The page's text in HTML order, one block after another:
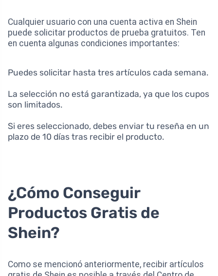
Cualquier usuario con una cuenta activa en Shein
puede solicitar productos de prueba gratuitos. Ten
en cuenta algunas condiciones importantes:
Puedes solicitar hasta tres artículos cada semana.
La selección no está garantizada, ya que los cupos
son limitados.
Si eres seleccionado, debes enviar tu reseña en un
plazo de 10 días tras recibir el producto.
¿Cómo Conseguir
Productos Gratis de
Shein?
Como se mencionó anteriormente, recibir artículos